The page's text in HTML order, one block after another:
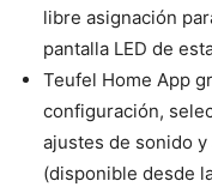
libre asignación
pantalla LED de
Teufel Home App
configuración,
ajustes de sonido
(disponible desde